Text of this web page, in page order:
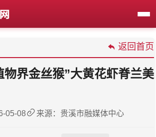
返回首页
物界金丝猴”大黄花虾脊兰美
05-08 来源：贵溪市融媒体中心